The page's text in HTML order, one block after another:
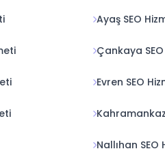
Ayaş SEO
Çankaya
Evren SEO
Nallıhan SEO